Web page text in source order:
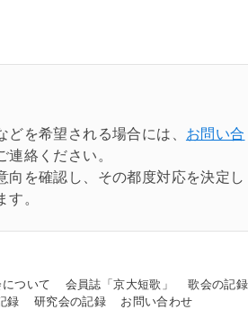
を希望される場合には、 お問い合
連絡ください。
向を確認し、その都度対応を決定し
。
ついて 会員誌「京大短歌」
歌会の記録
録
研究会の記録 お問い合わせ